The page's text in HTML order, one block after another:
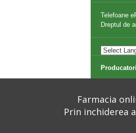
Telefoane
Dreptul de
Producatori
Farmacia
Prin inchiderea